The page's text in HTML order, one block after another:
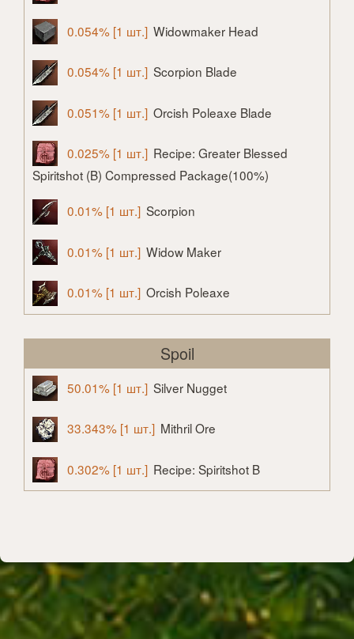
0.054% [1 шт.] Widowmaker Head
0.054% [1 шт.] Scorpion Blade
0.051% [1 шт.] Orcish Poleaxe Blade
0.025% [1 шт.] Recipe: Greater Blessed
Spiritshot (B) Compressed Package(100%)
0.01% [1 шт.] Scorpion
0.01% [1 шт.] Widow Maker
0.01% [1 шт.] Orcish Poleaxe
Spoil
50.01% [1 шт.] Silver Nugget
33.343% [1 шт.] Mithril Ore
0.302% [1 шт.] Recipe: Spiritshot B